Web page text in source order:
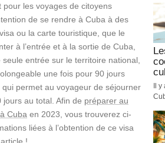
pour les voyages de citoyens
de se rendre à Cuba à des
ou la carte touristique, que le
à l’entrée et à la sortie de Cuba,
entrée sur le territoire national,
une fois pour 90 jours
permet au voyageur de séjourner
au total. Afin de préparer au
Cuba en 2023, vous trouverez ci-
liées à l’obtention de ce visa
Il